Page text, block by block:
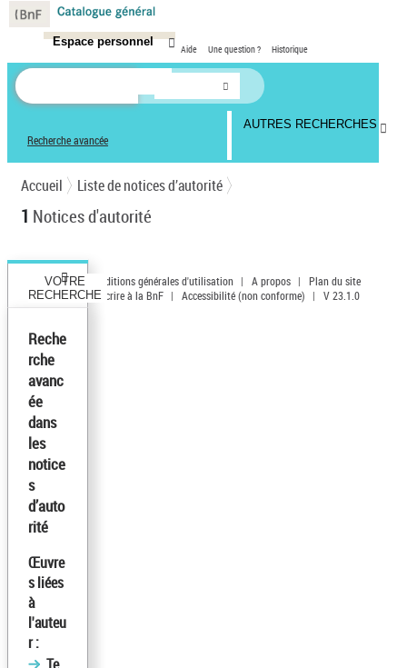
Espace personnel
Aide Une question ? Historique
Recherche avancée
AUTRES RECHERCHES
Accueil Liste de notices d’autorité
1 Notices d'autorité
VOTRE
RECHERCHE
Reche
rche
avanc
ée
dans
les
notice
s
d’auto
rité
Œuvre
s liées
à
l'auteu
r :
Conditions générales d'utilisation | A propos |
Plan du site
| Écrire à la BnF | Accessibilité (non conforme) | V 23.1.0
Panneau de gestion des cookies